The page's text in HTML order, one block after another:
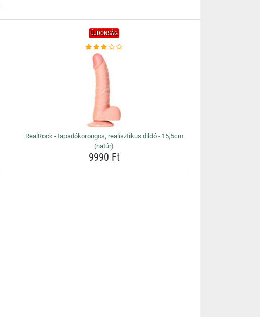
ÚJDONSÁG
RealRock - tapadókorongos, realisztikus dildó - 15,5cm
(natúr)
9990 Ft